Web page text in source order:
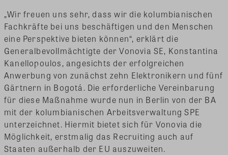
„Wir freuen uns sehr, dass wir die kolumbianischen
Fachkräfte bei uns beschäftigen und den Menschen
eine Perspektive bieten können“, erklärt die
Generalbevollmächtigte der Vonovia SE, Konstantina
Kanellopoulos, angesichts der erfolgreichen
Anwerbung von zunächst zehn Elektronikern und fünf
Gärtnern in Bogotá. Die erforderliche Vereinbarung
für diese Maßnahme wurde nun in Berlin von der BA
mit der kolumbianischen Arbeitsverwaltung SPE
unterzeichnet. Hiermit bietet sich für Vonovia die
Möglichkeit, erstmalig das Recruiting auch auf
Staaten außerhalb der EU auszuweiten.